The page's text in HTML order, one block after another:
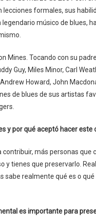
formales, sus
músico de blues,
Mines. Tocando con su
Guy, Miles Minor, Carl
Howard, John
de blues de sus artistas
y por qué aceptó hacer este
más personas que
y tienes que preservarlo.
realmente qué es o qué
es importante para